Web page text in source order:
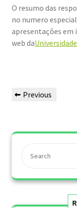
O resumo das
no numero
apresentações em
web da
Previous